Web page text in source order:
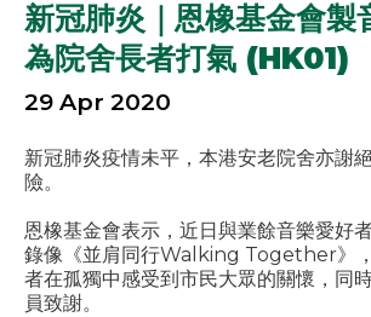
新冠肺炎｜恩橡基金會
為院舍長者打氣 (HK01)
29 Apr 2020
新冠肺炎疫情未平，本港安老院舍亦謝
險。
恩橡基金會表示，近日與業餘音樂愛好
錄像《並肩同行Walking Together》
者在孤獨中感受到市民大眾的關懷，同
員致謝。